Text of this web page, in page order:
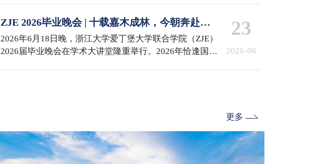
士在紫金港校区会见了David Argyle副校长一行。随后，
代表团赴浙江大学国际校区参访。国际校区党委书记兼副
院长李敏与代表团举行座谈。ZJE院长柯越海、…
ZJE 2026毕业晚会 | 十载嘉木成林，今朝奔赴山
海
2026年6月18日晚，浙江大学爱丁堡大学联合学院（ZJE）
2026届毕业晚会在学术大讲堂隆重举行。2026年恰逢国际
23
2026-06
更多